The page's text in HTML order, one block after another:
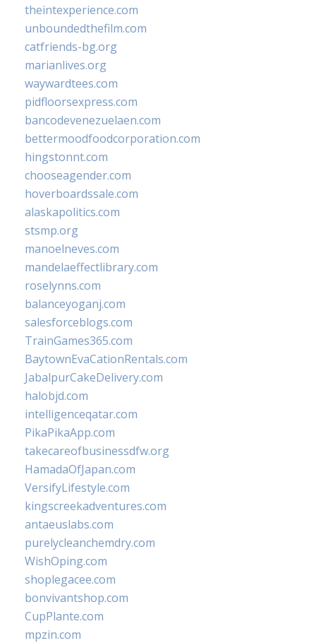
theintexperience.com
unboundedthefilm.com
catfriends-bg.org
marianlives.org
waywardtees.com
pidfloorsexpress.com
bancodevenezuelaen.com
bettermoodfoodcorporation.com
hingstonnt.com
chooseagender.com
hoverboardssale.com
alaskapolitics.com
stsmp.org
manoelneves.com
mandelaeffectlibrary.com
roselynns.com
balanceyoganj.com
salesforceblogs.com
TrainGames365.com
BaytownEvaCationRentals.com
JabalpurCakeDelivery.com
halobjd.com
intelligenceqatar.com
PikaPikaApp.com
takecareofbusinessdfw.org
HamadaOfJapan.com
VersifyLifestyle.com
kingscreekadventures.com
antaeuslabs.com
purelycleanchemdry.com
WishOping.com
shoplegacee.com
bonvivantshop.com
CupPlante.com
mpzin.com